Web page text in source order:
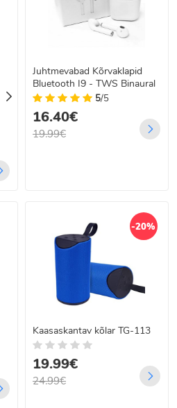
Juhtmevabad Kõrvaklapid
Bluetooth I9 - TWS Binaural
5/5
16.40€
19.99€
-20%
Kaasaskantav kõlar TG-113
19.99€
24.99€